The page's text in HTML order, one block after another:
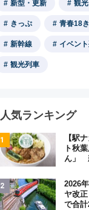
新型・更新 観
きっぷ 青春18
新幹線 イベン
観光列車
人気ランキング
【駅
ト秋
ん」
オム
まご
【
2026
ヤ改
で合